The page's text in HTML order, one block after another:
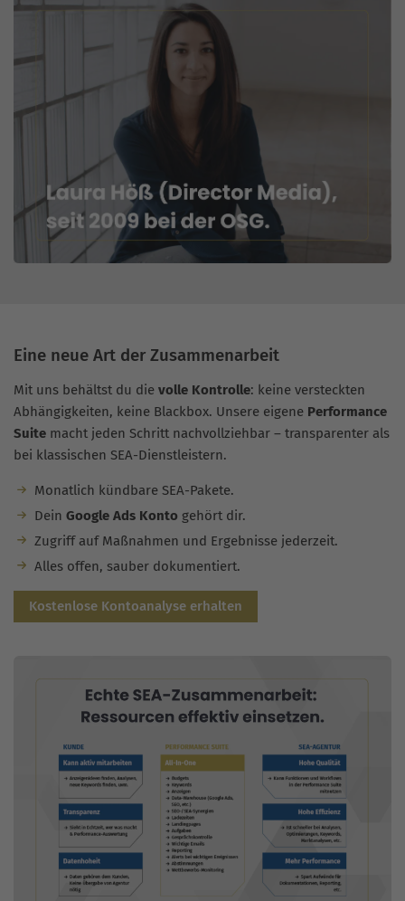
Eine neue Art der Zusammenarbeit
Mit uns behältst du die volle Kontrolle: keine versteckten
Abhängigkeiten, keine Blackbox. Unsere eigene Performance
Suite macht jeden Schritt nachvollziehbar – transparenter als
bei klassischen SEA-Dienstleistern.
Monatlich kündbare SEA-Pakete.
Dein Google Ads Konto gehört dir.
Zugriff auf Maßnahmen und Ergebnisse jederzeit.
Alles offen, sauber dokumentiert.
Kostenlose Kontoanalyse erhalten